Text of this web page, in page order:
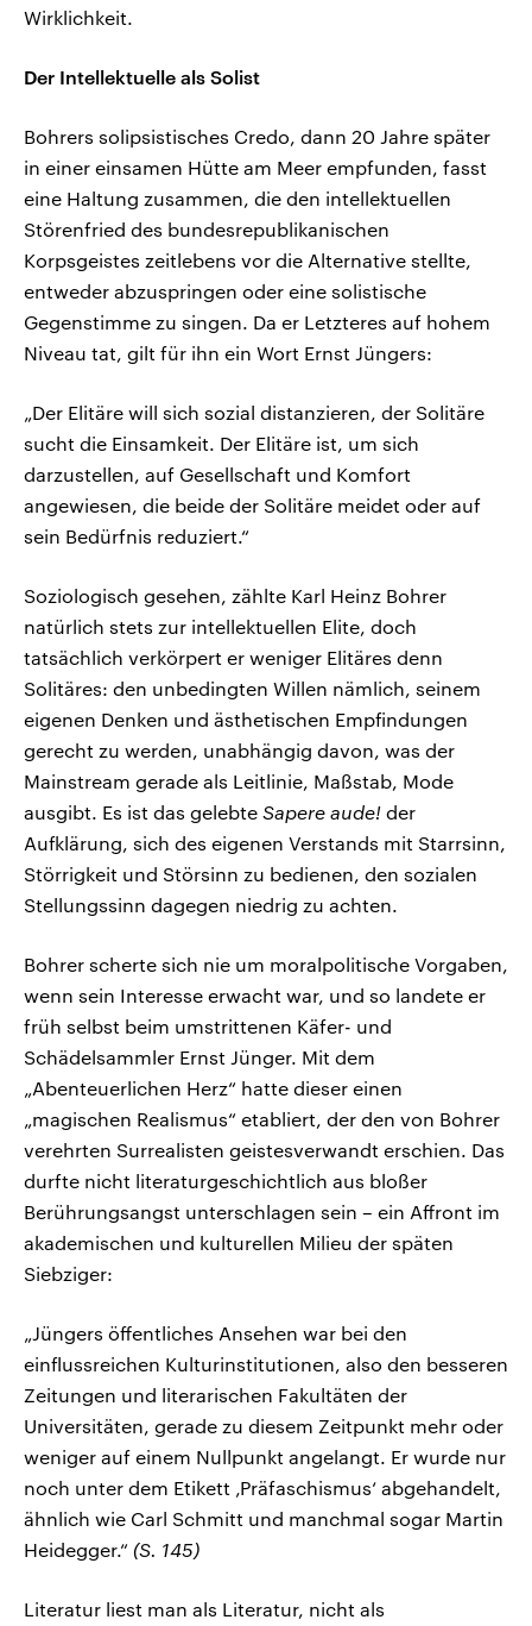
Wirklichkeit.
Der Intellektuelle als Solist
Bohrers solipsistisches Credo, dann 20 Jahre später
in einer einsamen Hütte am Meer empfunden, fasst
eine Haltung zusammen, die den intellektuellen
Störenfried des bundesrepublikanischen
Korpsgeistes zeitlebens vor die Alternative stellte,
entweder abzuspringen oder eine solistische
Gegenstimme zu singen. Da er Letzteres auf hohem
Niveau tat, gilt für ihn ein Wort Ernst Jüngers:
„Der Elitäre will sich sozial distanzieren, der Solitäre
sucht die Einsamkeit. Der Elitäre ist, um sich
darzustellen, auf Gesellschaft und Komfort
angewiesen, die beide der Solitäre meidet oder auf
sein Bedürfnis reduziert.“
Soziologisch gesehen, zählte Karl Heinz Bohrer
natürlich stets zur intellektuellen Elite, doch
tatsächlich verkörpert er weniger Elitäres denn
Solitäres: den unbedingten Willen nämlich, seinem
eigenen Denken und ästhetischen Empfindungen
gerecht zu werden, unabhängig davon, was der
Mainstream gerade als Leitlinie, Maßstab, Mode
ausgibt. Es ist das gelebte Sapere aude! der
Aufklärung, sich des eigenen Verstands mit Starrsinn,
Störrigkeit und Störsinn zu bedienen, den sozialen
Stellungssinn dagegen niedrig zu achten.
Bohrer scherte sich nie um moralpolitische Vorgaben,
wenn sein Interesse erwacht war, und so landete er
früh selbst beim umstrittenen Käfer- und
Schädelsammler Ernst Jünger. Mit dem
„Abenteuerlichen Herz“ hatte dieser einen
„magischen Realismus“ etabliert, der den von Bohrer
verehrten Surrealisten geistesverwandt erschien. Das
durfte nicht literaturgeschichtlich aus bloßer
Berührungsangst unterschlagen sein – ein Affront im
akademischen und kulturellen Milieu der späten
Siebziger:
„Jüngers öffentliches Ansehen war bei den
einflussreichen Kulturinstitutionen, also den besseren
Zeitungen und literarischen Fakultäten der
Universitäten, gerade zu diesem Zeitpunkt mehr oder
weniger auf einem Nullpunkt angelangt. Er wurde nur
noch unter dem Etikett ‚Präfaschismus‘ abgehandelt,
ähnlich wie Carl Schmitt und manchmal sogar Martin
Heidegger.“ (S. 145)
Literatur liest man als Literatur, nicht als